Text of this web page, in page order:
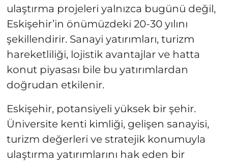
ulaştırma projeleri yalnızca bugünü değil,
Eskişehir’in önümüzdeki 20-30 yılını
şekillendirir. Sanayi yatırımları, turizm
hareketliliği, lojistik avantajlar ve hatta
konut piyasası bile bu yatırımlardan
doğrudan etkilenir.
Eskişehir, potansiyeli yüksek bir şehir.
Üniversite kenti kimliği, gelişen sanayisi,
turizm değerleri ve stratejik konumuyla
ulaştırma yatırımlarını hak eden bir